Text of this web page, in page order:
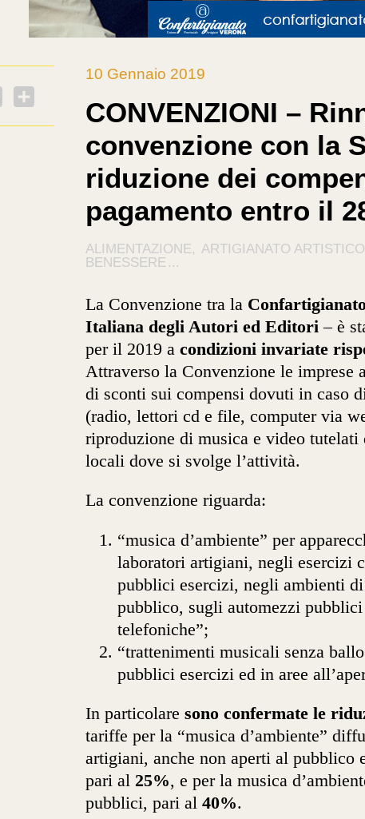
PrintFriendly
10 Gennaio 2019
CONVENZIONI –
convenzione con la
riduzione dei
pagamento entro il
ALIMENTAZIONE ARTIGIANATO ARTISTICO
BENESSERE ...
La Convenzione tra la
Italiana degli Autori ed Editori – è
per il 2019 a condizioni invariate
Attraverso la Convenzione le imprese
di sconti sui compensi dovuti in caso
(radio, lettori cd e file, computer via
riproduzione di musica e video tutelati
locali dove si svolge l’attività.
La convenzione riguarda:
“musica d’ambiente” per
laboratori artigiani, negli esercizi
pubblici esercizi, negli ambienti
pubblico, sugli automezzi pubblici
telefoniche”;
“trattenimenti musicali senza
pubblici esercizi ed in aree
In particolare sono confermate le
tariffe per la “musica d’ambiente”
artigiani, anche non aperti al pubblico
pari al 25%, e per la musica
pubblici, pari al 40%.